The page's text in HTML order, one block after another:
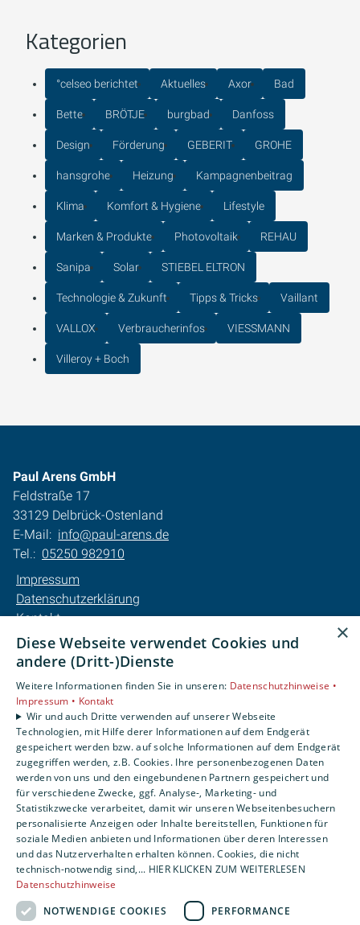
Kategorien
°celseo berichtet Aktuelles Axor Bad
Bette BRÖTJE burgbad Danfoss
Design Förderung GEBERIT GROHE
hansgrohe Heizung Kampagnenbeitrag
Klima Komfort & Hygiene Lifestyle
Marken & Produkte Photovoltaik REHAU
Sanipa Solar STIEBEL ELTRON
Technologie & Zukunft Tipps & Tricks Vaillant
VALLOX Verbraucherinfos VIESSMANN
Villeroy + Boch
Paul Arens GmbH
Feldstraße 17
33129 Delbrück-Ostenland
E-Mail: info@paul-arens.de
Tel.: 05250 982910
Impressum
Datenschutzerklärung
Kontakt
Barrierefreiheitserklärung
Privatkunden
Karriere
Unternehmen
Kontakt
×
Diese Webseite verwendet Cookies und
andere (Dritt-)Dienste
Weitere Informationen finden Sie in unseren: Datenschutzhinweise •
Impressum • Kontakt
Wir und auch Dritte verwenden auf unserer Webseite
Technologien, mit Hilfe derer Informationen auf dem Endgerät
gespeichert werden bzw. auf solche Informationen auf dem Endgerät
zugegriffen werden, z.B. Cookies. Ihre personenbezogenen Daten
werden von uns und den eingebundenen Partnern gespeichert und
für verschiedene Zwecke, ggf. Analyse-, Marketing- und
Statistikzwecke verarbeitet, damit wir unseren Webseitenbesuchern
personalisierte Anzeigen oder Inhalte bereitstellen, Funktionen für
soziale Medien anbieten und Informationen über deren Interessen
und das Nutzerverhalten erhalten können. Cookies, die nicht
technisch-notwendig sind,... HIER KLICKEN ZUM WEITERLESEN
Datenschutzhinweise
NOTWENDIGE COOKIES
PERFORMANCE